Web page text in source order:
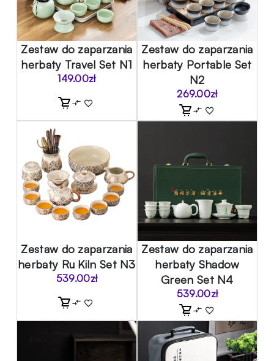
Zestaw do zaparzania
herbaty Travel Set N1
149.00zł
Zestaw do zaparzania
herbaty Portable Set
N2
269.00zł
Zestaw do zaparzania
herbaty Ru Kiln Set N3
539.00zł
Zestaw do zaparzania
herbaty Shadow
Green Set N4
539.00zł